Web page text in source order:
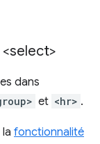
dans
et <hr> .
fonctionnalité